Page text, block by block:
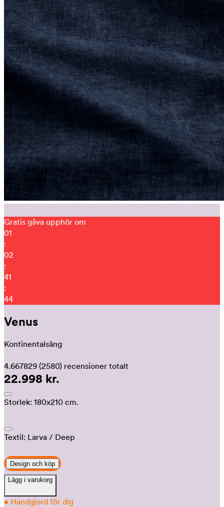
Gratis gåva upphör om
01
:
02
:
41
:
33
Venus
Kontinentalsäng
4.667829 (2580) recensioner totalt
22.998 kr.
Storlek: 180x210 cm.
Textil: Larva / Deep
Design och köp
Lägg i varukorg
• Handgjord för dig